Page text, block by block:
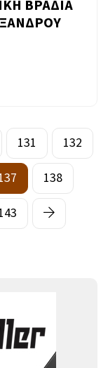
ΒΡΑΔΙΑ
131
132
138